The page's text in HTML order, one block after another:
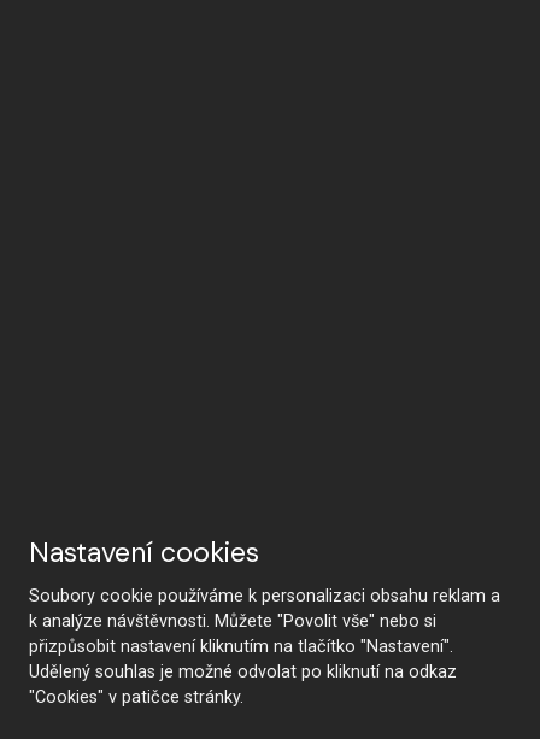
Почему HANÁK
HANÁK Interior Concept Традиции и ремесло
Nastavení cookies
Soubory cookie používáme k personalizaci obsahu reklam a
k analýze návštěvnosti. Můžete "Povolit vše" nebo si
přizpůsobit nastavení kliknutím na tlačítko "Nastavení".
Udělený souhlas je možné odvolat po kliknutí na odkaz
"Cookies" v patičce stránky.